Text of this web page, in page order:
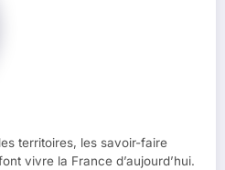
territoires, les savoir-faire
vivre la France d’aujourd’hui.